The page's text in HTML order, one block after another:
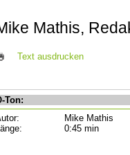
Mathis,
Text ausdrucken
Ton:
Mike Mathis
0:45 min